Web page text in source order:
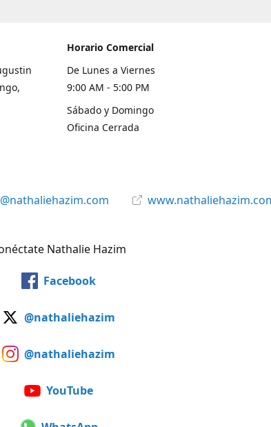
Horario Comercial
De Lunes a Viernes
9:00 AM - 5:00 PM
Sábado y Domingo
Oficina Cerrada
Nathalie Hazim
Facebook
@nathaliehazim
@nathaliehazim
YouTube